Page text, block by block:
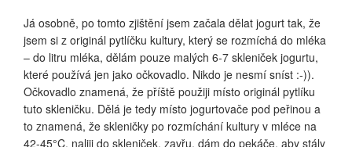
Já osobně, po tomto zjištění jsem začala dělat jogurt tak, že
jsem si z originál pytlíčku kultury, který se rozmíchá do mléka
– do litru mléka, dělám pouze malých 6-7 skleniček jogurtu,
které používá jen jako očkovadlo. Nikdo je nesmí sníst :-)).
Očkovadlo znamená, že příště použiji místo originál pytlíku
tuto skleničku. Dělá je tedy místo jogurtovače pod peřinou a
to znamená, že skleničky po rozmíchání kultury v mléce na
42-45°C. naliji do skleniček, zavřu, dám do pekáče, aby stály